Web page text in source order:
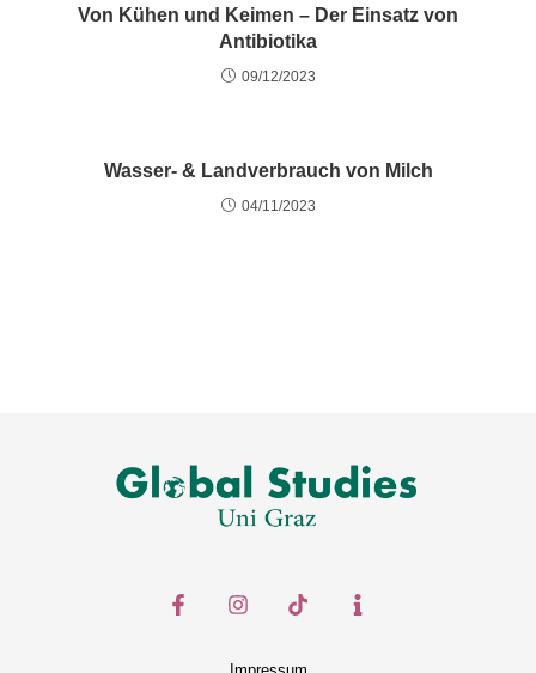
Von Kühen und Keimen – Der Einsatz von
Antibiotika
09/12/2023
Wasser- & Landverbrauch von Milch
04/11/2023